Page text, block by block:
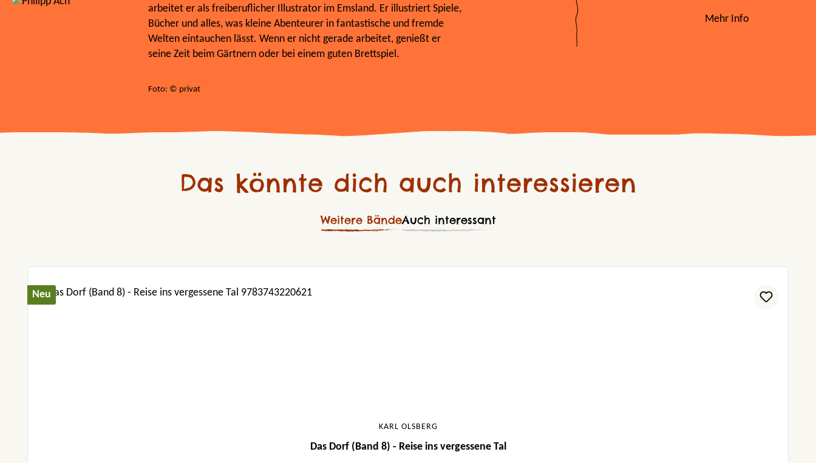
arbeitet er als freiberuflicher Illustrator im Emsland. Er illustriert Spiele,
Bücher und alles, was kleine Abenteurer in fantastische und fremde
Welten eintauchen lässt. Wenn er nicht gerade arbeitet, genießt er
seine Zeit beim Gärtnern oder bei einem guten Brettspiel.
Foto: © privat
Mehr Info
Das könnte dich auch interessieren
Weitere BändeAuch interessant
Neu
KARL OLSBERG
Das Dorf (Band 8) - Reise ins vergessene Tal